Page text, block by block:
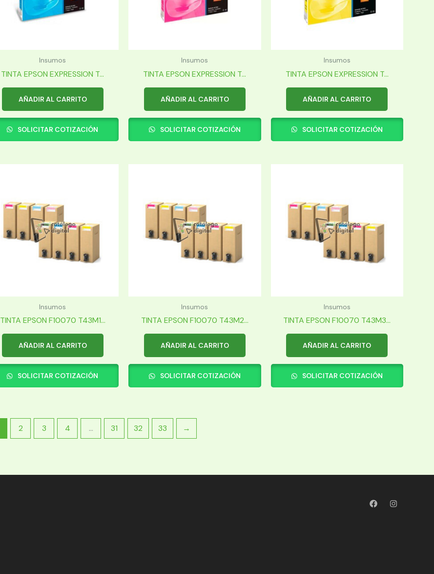
Insumos
TINTA EPSON EXPRESSION T...
AÑADIR AL CARRITO
SOLICITAR COTIZACIÓN
Insumos
TINTA EPSON EXPRESSION T...
AÑADIR AL CARRITO
SOLICITAR COTIZACIÓN
Insumos
TINTA EPSON EXPRESSION T...
AÑADIR AL CARRITO
SOLICITAR COTIZACIÓN
Insumos
TINTA EPSON F10070 T43M1...
AÑADIR AL CARRITO
SOLICITAR COTIZACIÓN
Insumos
TINTA EPSON F10070 T43M2...
AÑADIR AL CARRITO
SOLICITAR COTIZACIÓN
Insumos
TINTA EPSON F10070 T43M3...
AÑADIR AL CARRITO
SOLICITAR COTIZACIÓN
2 3 4 … 31 32 33 →